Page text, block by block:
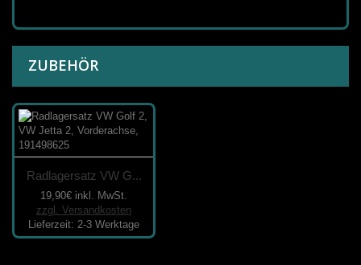
ZUBEHÖR
Radlagersatz VW G...
19,90€ inkl. MwSt.
zzgl. Versandkosten
Lieferzeit: 2-3 Werktage